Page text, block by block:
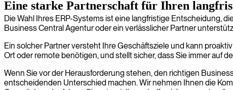
Eine starke Partnerschaft für Ihren
Die Wahl Ihres ERP-Systems ist eine langfristige Entscheidung,
Business Central Agentur oder ein verlässlicher Partner
Ein solcher Partner versteht Ihre Geschäftsziele und kann
Ort oder remote benötigen, und stellt sicher, dass Sie immer auf
Wenn Sie vor der Herausforderung stehen, den richtigen
entscheidenden Unterschied machen. Wir nehmen Ihnen die